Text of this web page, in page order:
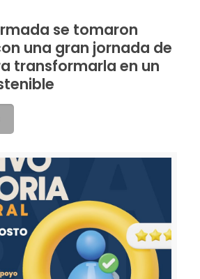
se tomaron
una gran jornada de
transformarla en un